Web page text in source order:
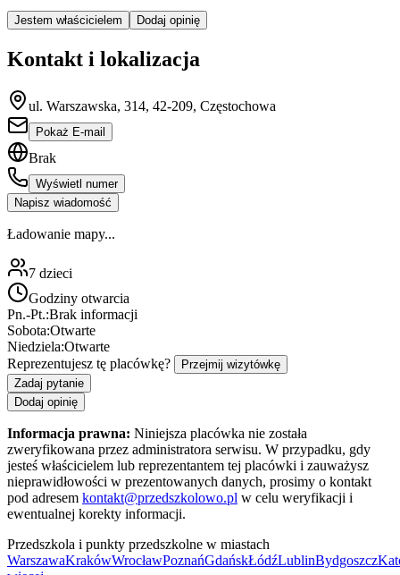
Jestem właścicielem Dodaj opinię
Kontakt i lokalizacja
ul. Warszawska, 314, 42-209, Częstochowa
Pokaż E-mail
Brak
Wyświetl numer
Napisz wiadomość
Ładowanie mapy...
7 dzieci
Godziny otwarcia
Pn.-Pt.:Brak informacji
Sobota:Otwarte
Niedziela:Otwarte
Reprezentujesz tę placówkę?
Przejmij wizytówkę
Zadaj pytanie
Dodaj opinię
Informacja prawna: Niniejsza placówka nie została
zweryfikowana przez administratora serwisu. W przypadku, gdy
jesteś właścicielem lub reprezentantem tej placówki i zauważysz
nieprawidłowości w prezentowanych danych, prosimy o kontakt
pod adresem kontakt@przedszkolowo.pl w celu weryfikacji i
ewentualnej korekty informacji.
Przedszkola i punkty przedszkolne w miastach
WarszawaKrakówWrocławPoznańGdańskŁódźLublinBydgoszcz